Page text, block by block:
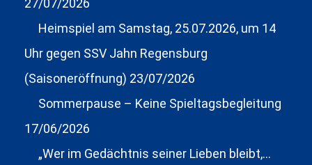
27/07/2026
Heimspiel am Samstag, 25.07.2026, um 14
Uhr gegen SSV Jahn Regensburg
(Saisoneröffnung) 23/07/2026
Sommerpause – Keine Spieltagsbegleitung
17/06/2026
„Wer im Gedächtnis seiner Lieben bleibt,…